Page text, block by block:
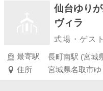
仙台ゆり
ヴィラ
式場・ゲス
最寄駅
長町南駅 (宮城
住所
宮城県名取市ゆ